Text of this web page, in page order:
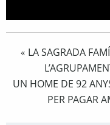
« LA SAGRADA
UN HOME DE 92
PER PAGAR